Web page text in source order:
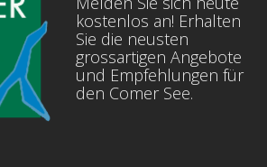
kostenlos an! Erhalten
Sie die neusten
grossartigen Angebote
und Empfehlungen für
den Comer See.